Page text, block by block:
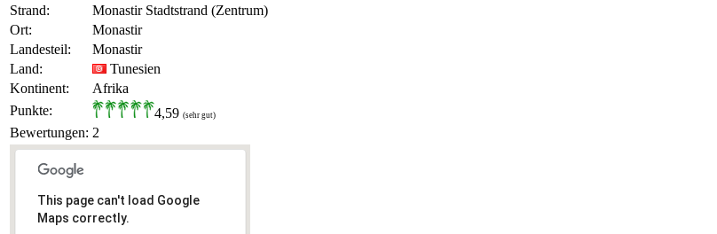
Strand:
Monastir Stadtstrand (Zentrum)
Ort:
Monastir
Landesteil:
Monastir
Land:
Tunesien
Kontinent:
Afrika
Punkte:
4,59 (sehr gut)
Bewertungen: 2
This page can't load Google
Maps correctly.